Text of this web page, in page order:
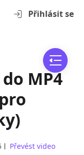
Přihlásit se
MP4
Převést video